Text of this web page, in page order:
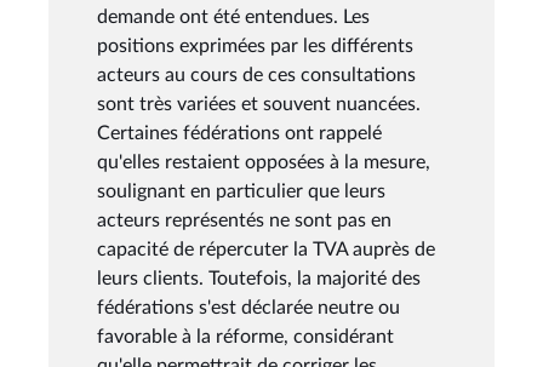
demande ont été entendues. Les
positions exprimées par les différents
acteurs au cours de ces consultations
sont très variées et souvent nuancées.
Certaines fédérations ont rappelé
qu'elles restaient opposées à la mesure,
soulignant en particulier que leurs
acteurs représentés ne sont pas en
capacité de répercuter la TVA auprès de
leurs clients. Toutefois, la majorité des
fédérations s'est déclarée neutre ou
favorable à la réforme, considérant